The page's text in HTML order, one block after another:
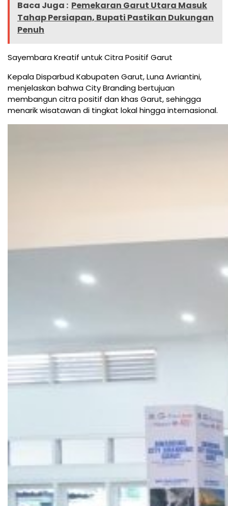
Baca Juga : Pemekaran Garut Utara Masuk
Tahap Persiapan, Bupati Pastikan Dukungan
Penuh
Sayembara Kreatif untuk Citra Positif Garut
Kepala Disparbud Kabupaten Garut, Luna Avriantini,
menjelaskan bahwa City Branding bertujuan
membangun citra positif dan khas Garut, sehingga
menarik wisatawan di tingkat lokal hingga internasional.